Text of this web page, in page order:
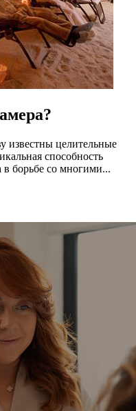
известны целительные
способность
в борьбе со многими...